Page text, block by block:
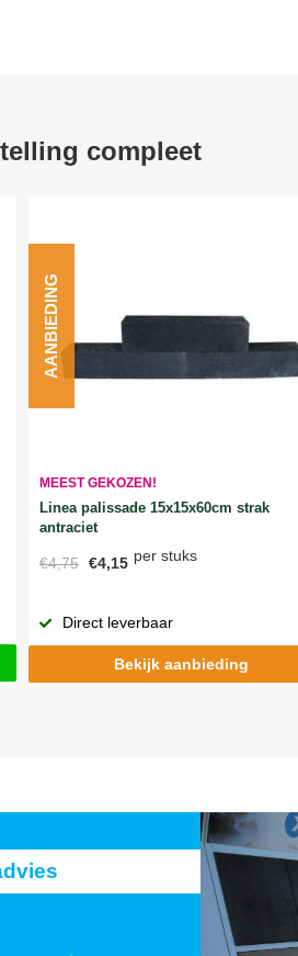
compleet
MEEST GEKOZEN!
Linea palissade 15x15x60cm strak
antraciet
€4,75 €4,15 per stuks
AANBIEDING
Direct leverbaar
Bekijk aanbieding